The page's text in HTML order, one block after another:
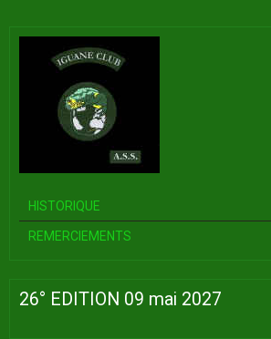
HISTORIQUE
REMERCIEMENTS
26° EDITION 09 mai 2027